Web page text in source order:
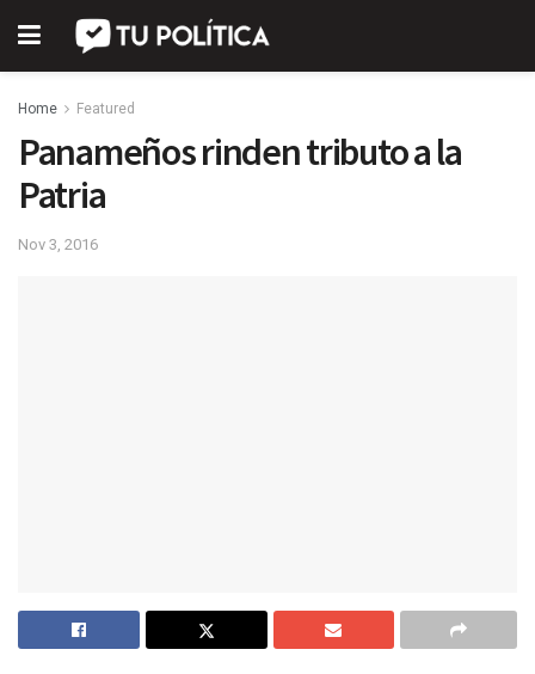
Home Featured
Panameños rinden tributo a la
Patria
Nov 3, 2016